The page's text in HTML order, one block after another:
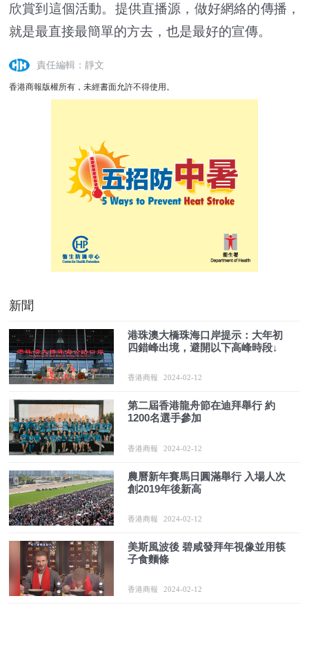
欣賞到這個活動。提供直播源，做好網絡的傳播，
就是最直接最簡單的方去，也是最好的宣傳。
責任編輯：靜文
香港商報版權所有，未經書面允許不得使用。
新聞
港珠澳大橋珠海口岸提示：大年初
四錯峰出境，避開以下高峰時段↓
香港商報 2024-02-12
第二屆香港龍舟節在迪拜舉行 約
1200名選手參加
香港商報 2024-02-12
農曆新年賽馬日圓滿舉行 入場人次
創2019年後新高
香港商報 2024-02-12
美斯風波後 碧咸發拜年視像並用筷
子食麵條
香港商報 2024-02-12